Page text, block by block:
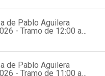
de Pablo Aguilera
- Tramo de 12:00 a
de Pablo Aguilera
- Tramo de 11:00 a